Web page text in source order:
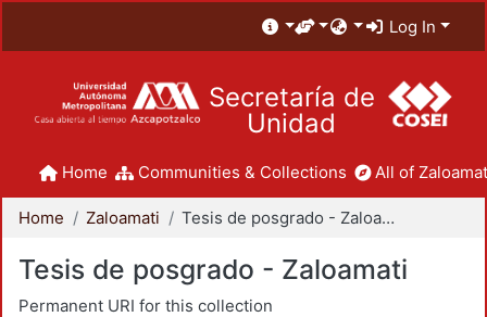
Log In
Secretaría de
Unidad
Home Communities & Collections All of
Home Zaloamati Tesis de posgrado - Zaloamati
Tesis de posgrado - Zaloamati
Permanent URI for this collection